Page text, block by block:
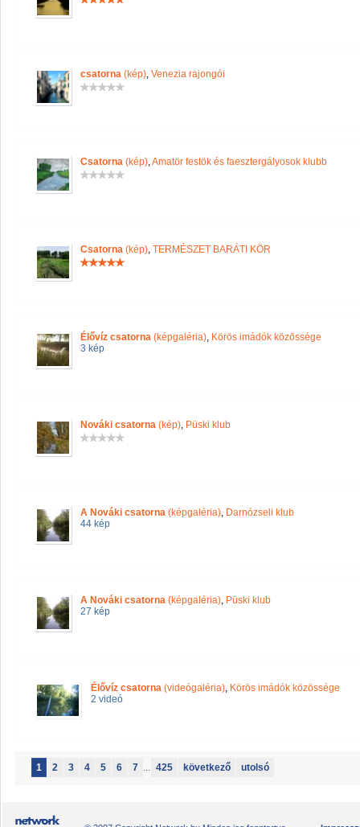
csatorna (kép), Venezia rajongói
Csatorna (kép),Amatör festök és faesztergályosok klubb
Csatorna (kép), TERMÉSZET BARÁTI KÖR
Élővíz csatorna (képgaléria), Körös imádók közössége
3 kép
Nováki csatorna (kép), Püski klub
A Nováki csatorna (képgaléria), Darnózseli klub
44 kép
A Nováki csatorna (képgaléria), Püski klub
27 kép
Élővíz csatorna (videógaléria), Körös imádók közössége
2 videó
1 2 3 4 5 6 7 ... 425 következő utolsó